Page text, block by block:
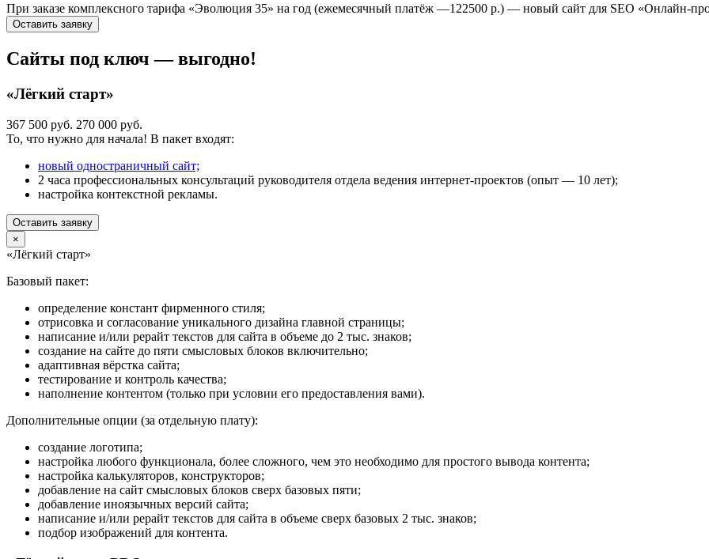
При заказе комплексного тарифа «Эволюция 35» на год (ежемесячный платёж —122500 р.) — новый сайт для SEO
Оставить заявку
Сайты под ключ — выгодно!
«Лёгкий старт»
367 500 руб. 270 000 руб.
То, что нужно для начала! В пакет входят:
новый одностраничный сайт;
2 часа профессиональных консультаций руководителя отдела ведения интернет-проектов (опыт — 10 лет);
настройка контекстной рекламы.
Оставить заявку
×
«Лёгкий старт»
Базовый пакет:
определение констант фирменного стиля;
отрисовка и согласование уникального дизайна главной страницы;
написание и/или рерайт текстов для сайта в объеме до 2 тыс. знаков;
создание на сайте до пяти смысловых блоков включительно;
адаптивная вёрстка сайта;
тестирование и контроль качества;
наполнение контентом (только при условии его предоставления вами).
Дополнительные опции (за отдельную плату):
создание логотипа;
настройка любого функционала, более сложного, чем это необходимо для простого вывода контента;
настройка калькуляторов, конструкторов;
добавление на сайт смысловых блоков сверх базовых пяти;
добавление иноязычных версий сайта;
написание и/или рерайт текстов для сайта в объеме сверх базовых 2 тыс. знаков;
подбор изображений для контента.